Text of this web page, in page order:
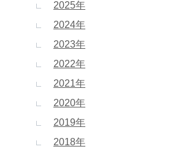
2025年
2024年
2023年
2022年
2021年
2020年
2019年
2018年